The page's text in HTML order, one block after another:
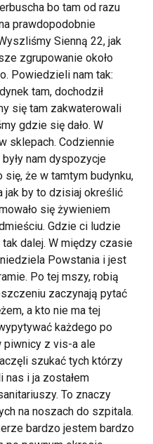
bo tam od razu
prawdopodobnie
Sienną 22, jak
zgrupowanie około
Powiedzieli nam tak:
tam, dochodził
się tam zakwaterowali
gdzie się dało. W
sklepach. Codziennie
nam dyspozycje
się, że w tamtym budynku,
jak by to dzisiaj określić
się żywieniem
Gdzie ci ludzie
dalej. W między czasie
Powstania i jest
Po tej mszy, robią
zaczynają pytać
a kto nie ma tej
każdego po
piwnicy z vis-a ale
szukać tych którzy
i ja zostałem
To znaczy
na noszach do szpitala.
bardzo jestem bardzo